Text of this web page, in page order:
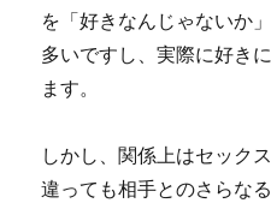
を「好きなんじゃないか
多いですし、実際に好き
ます。
しかし、関係上はセック
違っても相手とのさらな